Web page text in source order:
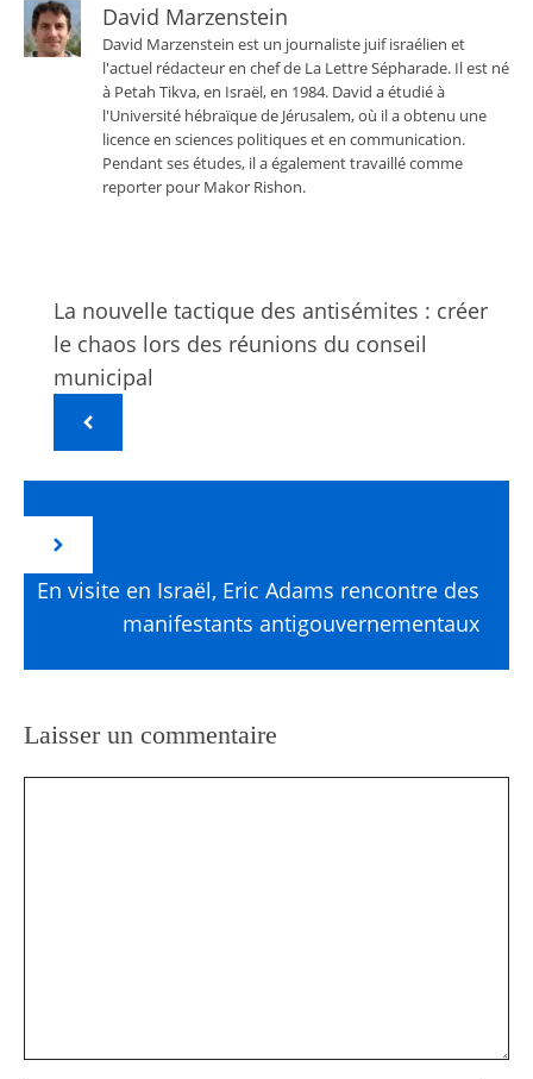
David Marzenstein
David Marzenstein est un journaliste juif israélien et
l'actuel rédacteur en chef de La Lettre Sépharade. Il est né
à Petah Tikva, en Israël, en 1984. David a étudié à
l'Université hébraïque de Jérusalem, où il a obtenu une
licence en sciences politiques et en communication.
Pendant ses études, il a également travaillé comme
reporter pour Makor Rishon.
La nouvelle tactique des antisémites : créer
le chaos lors des réunions du conseil
municipal
En visite en Israël, Eric Adams rencontre des
manifestants antigouvernementaux
Laisser un commentaire